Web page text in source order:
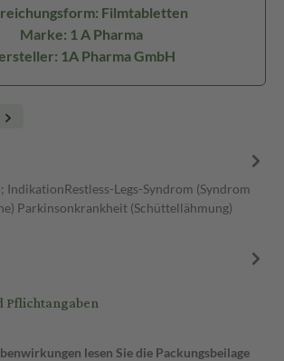
Filmtabletten
Marke: 1 A Pharma
1A Pharma GmbH
IndikationRestless-Legs-Syndrom (Syndrom
Parkinsonkrankheit (Schüttellähmung)
Pflichtangaben
lesen Sie die Packungsbeilage